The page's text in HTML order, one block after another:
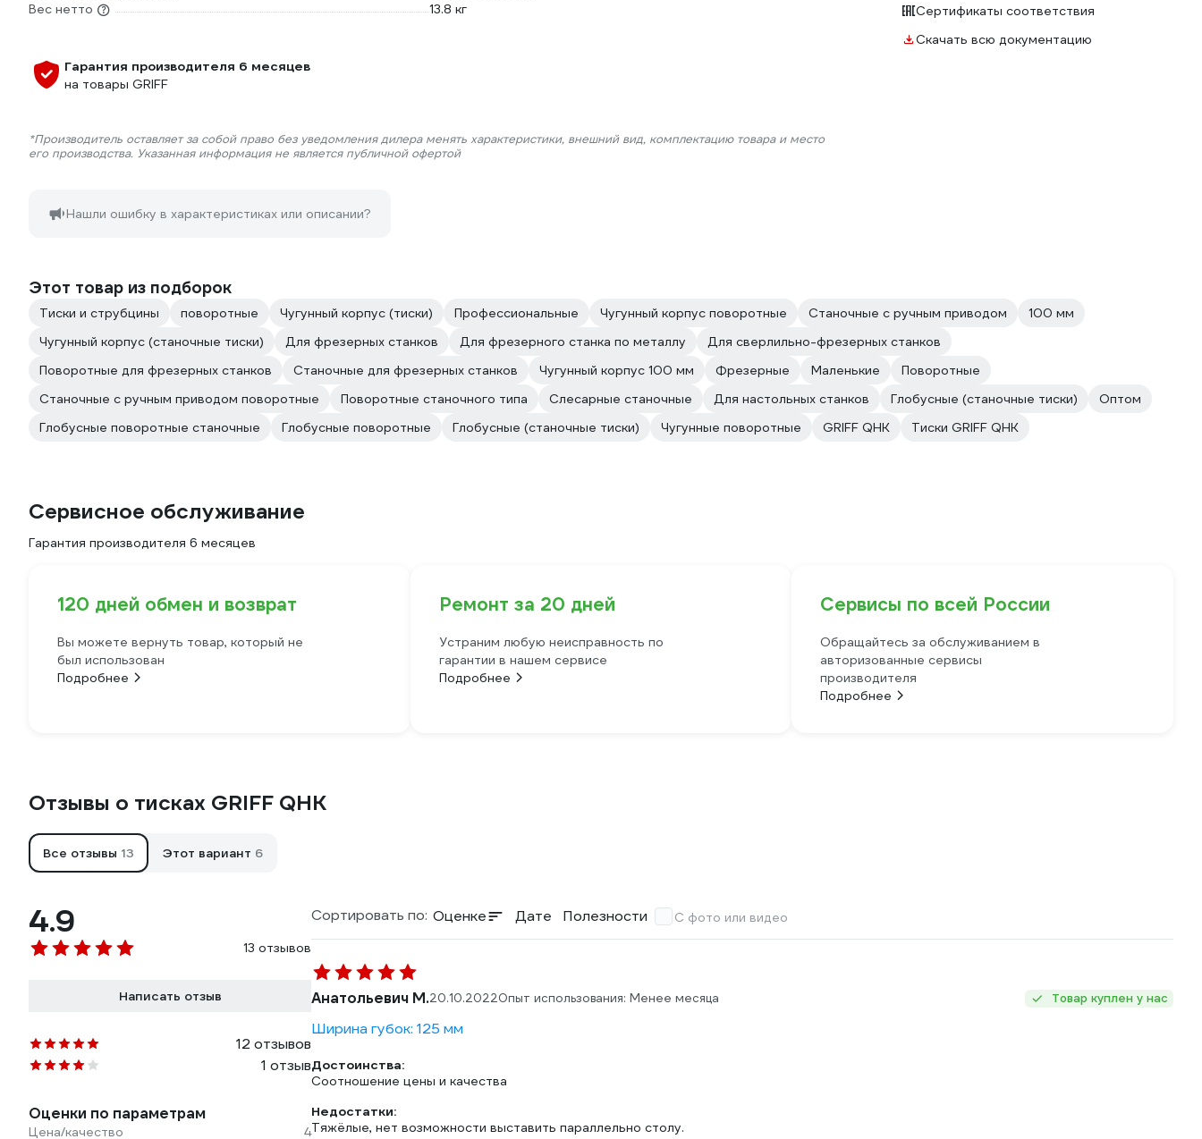
Вес нетто
13.8 кг
Гарантия производителя 6 месяцев
на товары GRIFF
*Производитель оставляет за собой право без уведомления дилера менять характеристики, внешний вид, комплектацию товара и место
его производства. Указанная информация не является публичной офертой
Нашли ошибку в характеристиках или описании?
Сертификаты соответствия
Скачать всю документацию
Этот товар из подборок
Тиски и струбцины поворотные Чугунный корпус (тиски) Профессиональные Чугунный корпус поворотные Станочные с ручным приводом
100 мм
Чугунный корпус (станочные тиски)
Для фрезерных станков Для фрезерного станка по металлу
Для сверлильно-фрезерных станков
Поворотные для фрезерных станков
Станочные для фрезерных станков Чугунный корпус 100 мм Фрезерные Маленькие
Поворотные
Станочные с ручным приводом поворотные
Поворотные станочного типа Слесарные станочные Для настольных станков Глобусные (станочные тиски)
Оптом
Глобусные поворотные станочные
Глобусные поворотные Глобусные (станочные тиски) Чугунные поворотные GRIFF QHK Тиски GRIFF QHK
Сервисное обслуживание
Гарантия производителя 6 месяцев
120 дней обмен и возврат
Вы можете вернуть товар, который не
был использован
Подробнее
Ремонт за 20 дней
Устраним любую неисправность по
гарантии в нашем сервисе
Подробнее
Сервисы по всей России
Обращайтесь за обслуживанием в
авторизованные сервисы
производителя
Подробнее
Отзывы о тисках GRIFF QHK
Все отзывы 13 Этот вариант 6
4.9
13 отзывов
Написать отзыв
12 отзывов
1 отзыв
Оценки по параметрам
Цена/качество 4
Сортировать по: Оценке Дате Полезности С фото или видео
Анатольевич М.20.10.2022Опыт использования: Менее месяца Товар куплен у нас
Ширина губок: 125 мм
Достоинства:
Соотношение цены и качества
Недостатки:
Тяжёлые, нет возможности выставить параллельно столу.